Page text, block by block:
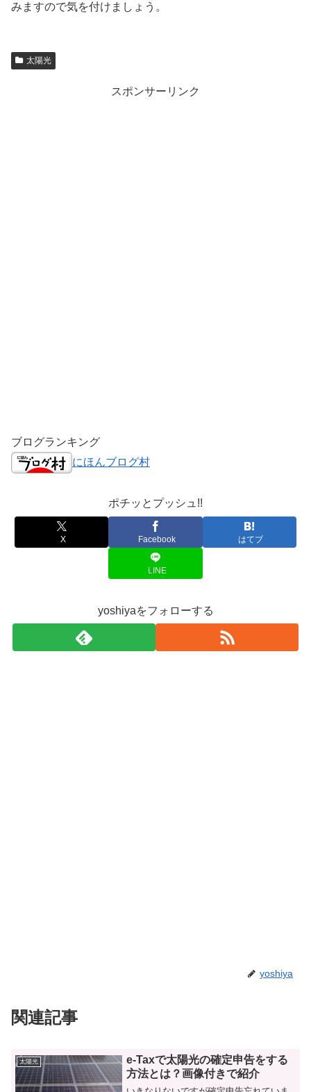
みますので気を付けましょう。
太陽光
スポンサーリンク
ブログランキング
にほんブログ村
ポチッとプッシュ!!
X Facebook はてブ
LINE
yoshiyaをフォローする
yoshiya
関連記事
太陽光
e-Taxで太陽光の確定申告をする
方法とは？画像付きで紹介